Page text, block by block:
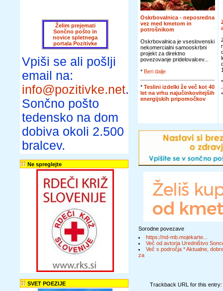
Želim prejemati
Sončno pošto in
novice spletnega
portala Pozitivke
Vpiši se ali pošlji
email na:
info@pozitivke.net.
Sončno pošto
tedensko na dom
dobiva okoli 2.500
bralcev.
Ne spreglejte
SVET POEZIJE
Oskrbovalnica - neposredna
vez med kmetom in
potrošnikom
Oskrbovalnica je vseslovenski
nekomercialni samooskrbni
projekt za direktno
povezovanje pridelovalcev...
* Beri dalje
* Teslini izdelki že več kot 40
let na vrhu najučinkovitejših
energijskih pripomočkov
Sorodne povezave
https://nd-mb.mojekarte...
Več od avtorja Uredništvo
Več s področja * Aktualne,
za
Trackback URL for this